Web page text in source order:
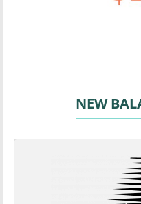
NEW